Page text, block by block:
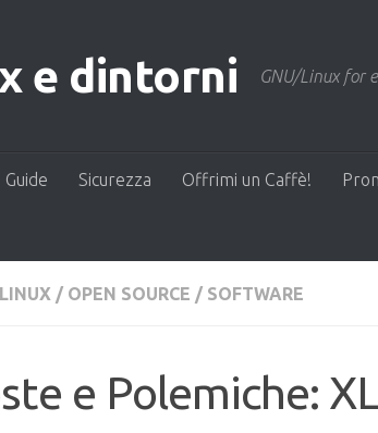
e dintorni GNU/Linux for
Guide Sicurezza Offrimi un Caffè!
/ OPEN SOURCE / SOFTWARE
e Polemiche: